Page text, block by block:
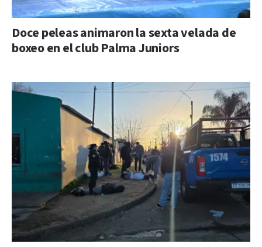
Doce peleas animaron la sexta velada de
boxeo en el club Palma Juniors